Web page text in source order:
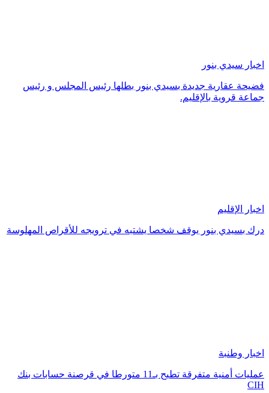
اخبار سيدي بنور
فضيحة عقارية جديدة بسيدي بنور بطلها رئيس المجلس و رئيس
جماعة قروية بالإقليم.
اخبار الإقليم
درك بسيدي بنور يوقف شخصا يشتبه في ترويجه للأقراص المهلوسة
اخبار وطنبة
عمليات أمنية متفرقة تطيح بـ11 متورطا في قرصنة حسابات بنك
CIH